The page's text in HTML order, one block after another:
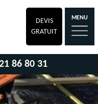
DEVIS
GRATUIT
MENU
86 80 31